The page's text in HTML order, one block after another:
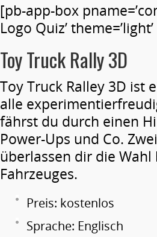
[pb-app-box
Logo Quiz’ theme=’light’
Toy Truck Rally 3D
Toy Truck Ralley 3D ist
alle
fährst du durch einen
Power-Ups und Co.
überlassen dir die
Fahrzeuges.
Preis: kostenlos
Sprache: Englisch